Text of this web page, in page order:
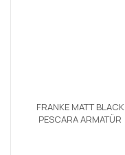
FRANKE MATT BLACK
PESCARA ARMATÜR